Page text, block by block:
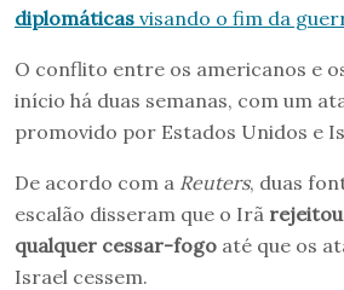
diplomáticas visando o fim da
O conflito entre os americanos e
início há duas semanas, com um
promovido por Estados Unidos e
De acordo com a Reuters, duas
escalão disseram que o Irã rejeitou
qualquer cessar-fogo até que os
Israel cessem.